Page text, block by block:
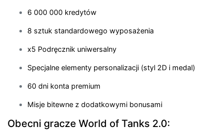
6 000 000 kredytów
8 sztuk standardowego wyposażenia
x5 Podręcznik uniwersalny
Specjalne elementy personalizacji (styl 2D i medal)
60 dni konta premium
Misje bitewne z dodatkowymi bonusami
Obecni gracze World of Tanks 2.0: